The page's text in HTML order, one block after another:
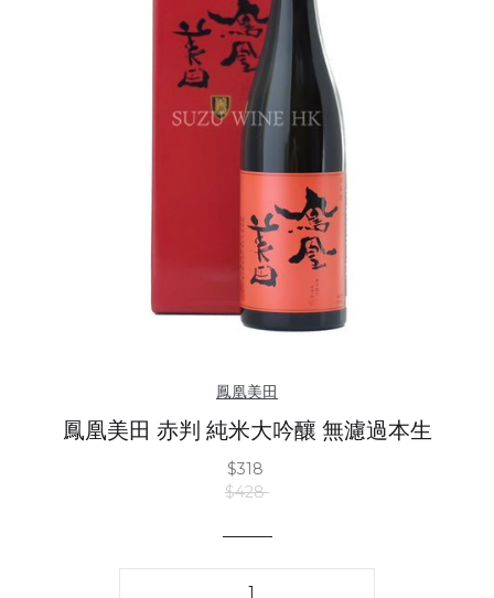
鳳凰美田
鳳凰美田 赤判 純米大吟釀 無濾過本生
$318
$428